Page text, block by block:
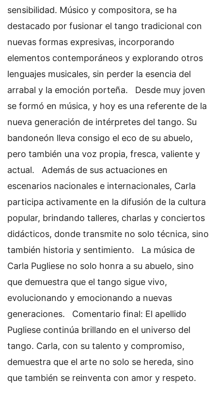
sensibilidad. Músico y compositora, se ha
destacado por fusionar el tango tradicional con
nuevas formas expresivas, incorporando
elementos contemporáneos y explorando otros
lenguajes musicales, sin perder la esencia del
arrabal y la emoción porteña.
Desde muy joven
se formó en música, y hoy es una referente de la
nueva generación de intérpretes del tango. Su
bandoneón lleva consigo el eco de su abuelo,
pero también una voz propia, fresca, valiente y
actual.
Además de sus actuaciones en
escenarios nacionales e internacionales, Carla
participa activamente en la difusión de la cultura
popular, brindando talleres, charlas y conciertos
didácticos, donde transmite no solo técnica, sino
también historia y sentimiento.
La música de
Carla Pugliese no solo honra a su abuelo, sino
que demuestra que el tango sigue vivo,
evolucionando y emocionando a nuevas
generaciones.
Comentario final: El apellido
Pugliese continúa brillando en el universo del
tango. Carla, con su talento y compromiso,
demuestra que el arte no solo se hereda, sino
que también se reinventa con amor y respeto.